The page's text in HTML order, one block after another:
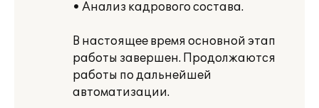
• Анализ кадрового состава.
В настоящее время основной этап
работы завершен. Продолжаются
работы по дальнейшей
автоматизации.